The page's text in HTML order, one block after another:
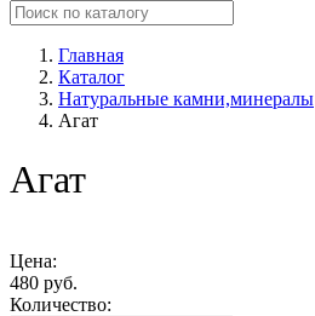
Главная
Каталог
Натуральные камни,минералы
Агат
Агат
Цена:
480 руб.
Количество: